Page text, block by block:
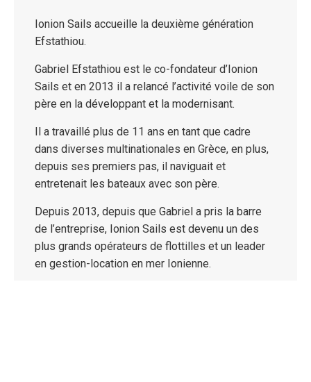
Ionion Sails accueille la deuxième génération
Efstathiou.
Gabriel Efstathiou est le co-fondateur d’Ionion
Sails et en 2013 il a relancé l’activité voile de son
père en la développant et la modernisant.
Il a travaillé plus de 11 ans en tant que cadre
dans diverses multinationales en Grèce, en plus,
depuis ses premiers pas, il naviguait et
entretenait les bateaux avec son père.
Depuis 2013, depuis que Gabriel a pris la barre
de l’entreprise, Ionion Sails est devenu un des
plus grands opérateurs de flottilles et un leader
en gestion-location en mer Ionienne.